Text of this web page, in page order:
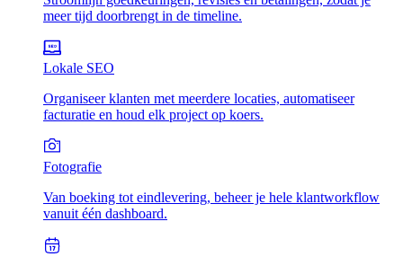
meer tijd doorbrengt in de timeline.
Lokale SEO
Organiseer klanten met meerdere locaties, automatiseer
facturatie en houd elk project op koers.
Fotografie
Van boeking tot eindlevering, beheer je hele klantworkflow
vanuit één dashboard.